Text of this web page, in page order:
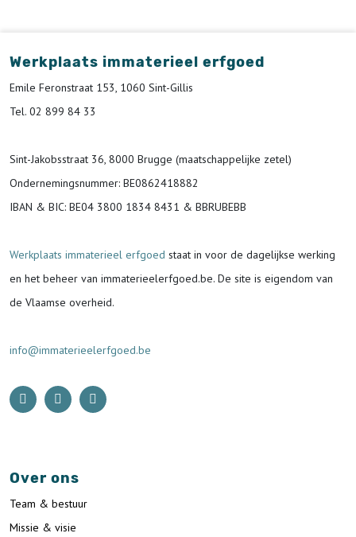
Werkplaats immaterieel erfgoed
Emile Feronstraat 153, 1060 Sint-Gillis
Tel. 02 899 84 33
Sint-Jakobsstraat 36, 8000 Brugge (maatschappelijke zetel)
Ondernemingsnummer: BE0862418882
IBAN & BIC: BE04 3800 1834 8431 & BBRUBEBB
Werkplaats immaterieel erfgoed staat in voor de dagelijkse werking
en het beheer van immaterieelerfgoed.be. De site is eigendom van
de Vlaamse overheid.
info@immaterieelerfgoed.be
Over ons
Team & bestuur
Missie & visie